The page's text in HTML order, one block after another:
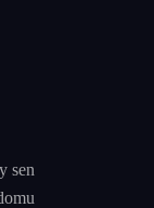
sen